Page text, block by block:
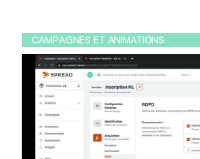
CAMPAGNES ET ANIMATIONS